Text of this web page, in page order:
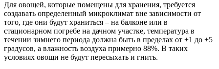
Для овощей, которые помещены для хранения, требуется
создавать определенный микроклимат вне зависимости от
того, где они будут храниться – на балконе или в
стационарном погребе на дачном участке, температура в
течении зимнего периода должна быть в пределах от +1 до +5
градусов, а влажность воздуха примерно 88%. В таких
условиях овощи не будут пересыхать и гнить.